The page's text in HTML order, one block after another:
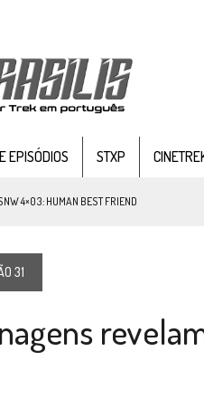
EPISÓDIOS STXP
4×03: HUMAN BEST FRIEND
CHILDREN OF TIME
AND Q” (TNG 1×09)
EPISÓDIO DA 4ª TEMPORADA DE
DERRUBAM NOVO VÍDEO DO FILME DE FÃS
31